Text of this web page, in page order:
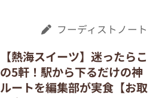
フーディストノート
【熱海スイーツ】迷ったらこ
の5軒！駅から下るだけの神
ルートを編集部が実食【お取